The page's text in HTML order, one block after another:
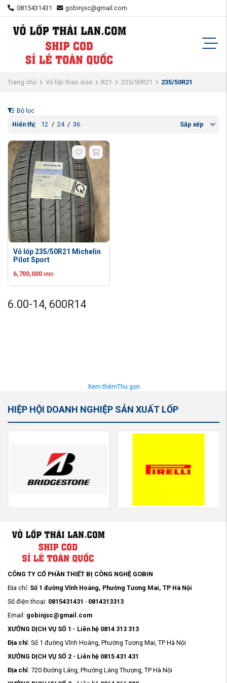
0815431431 gobinjsc@gmail.com
Trang chủ Vỏ lốp theo size R21 235/50R21 235/50R21
Bộ lọc
Hiển thị:
12 / 24 / 36 Sắp xếp
Vỏ lốp 235/50R21 Michelin
Pilot Sport
6,700,000 VND
6.00-14, 600R14
Xem thêmThu gọn
HIỆP HỘI DOANH NGHIỆP SẢN XUẤT LỐP
CÔNG TY CỔ PHẦN THIẾT BỊ CÔNG NGHỆ GOBIN
Địa chỉ: Số 1 đường Vĩnh Hoàng, Phường Tương Mai, TP Hà Nội
Số điện thoại: 0815431431 - 0814313313
Email: gobinjsc@gmail.com
XƯỞNG DỊCH VỤ SỐ 1 - Liên hệ 0814 313 313
Địa chỉ: Số 1 đường Vĩnh Hoàng, Phường Tương Mai, TP Hà Nội
XƯỞNG DỊCH VỤ SỐ 2 - Liên hệ 0815 431 431
Địa chỉ: 720 Đường Láng, Phường Láng Thượng, TP Hà Nội